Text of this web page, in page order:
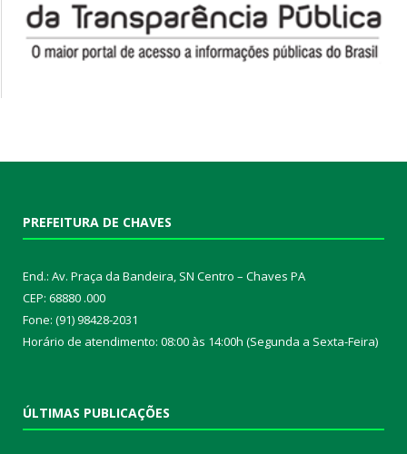
PREFEITURA DE CHAVES
End.: Av. Praça da Bandeira, SN Centro – Chaves PA
CEP: 68880 .000
Fone: (91) 98428-2031
Horário de atendimento: 08:00 às 14:00h (Segunda a Sexta-Feira)
ÚLTIMAS PUBLICAÇÕES